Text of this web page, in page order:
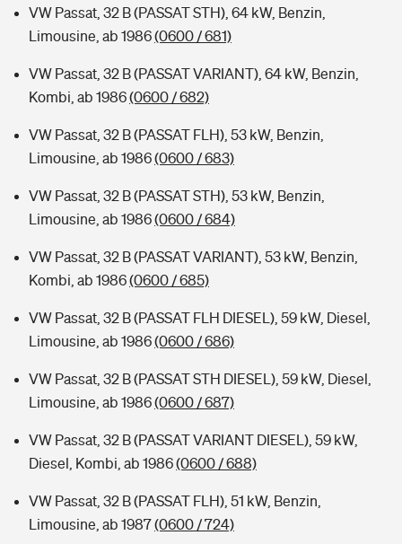
VW Passat, 32 B (PASSAT STH), 64 kW, Benzin,
Limousine, ab 1986(0600 / 681)
VW Passat, 32 B (PASSAT VARIANT), 64 kW, Benzin,
Kombi, ab 1986(0600 / 682)
VW Passat, 32 B (PASSAT FLH), 53 kW, Benzin,
Limousine, ab 1986(0600 / 683)
VW Passat, 32 B (PASSAT STH), 53 kW, Benzin,
Limousine, ab 1986(0600 / 684)
VW Passat, 32 B (PASSAT VARIANT), 53 kW, Benzin,
Kombi, ab 1986(0600 / 685)
VW Passat, 32 B (PASSAT FLH DIESEL), 59 kW, Diesel,
Limousine, ab 1986(0600 / 686)
VW Passat, 32 B (PASSAT STH DIESEL), 59 kW, Diesel,
Limousine, ab 1986(0600 / 687)
VW Passat, 32 B (PASSAT VARIANT DIESEL), 59 kW,
Diesel, Kombi, ab 1986(0600 / 688)
VW Passat, 32 B (PASSAT FLH), 51 kW, Benzin,
Limousine, ab 1987(0600 / 724)